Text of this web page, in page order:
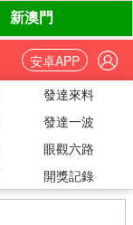
安卓APP
發達來料
發達一波
眼觀六路
開獎記錄